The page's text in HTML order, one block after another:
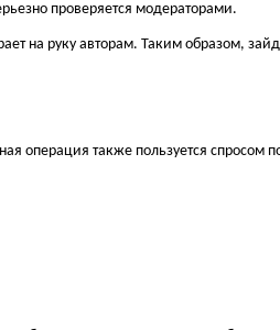
проверяется модераторами.
руку авторам. Таким образом,
операция также пользуется спросом